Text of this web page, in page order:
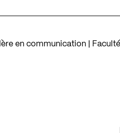
en communication |